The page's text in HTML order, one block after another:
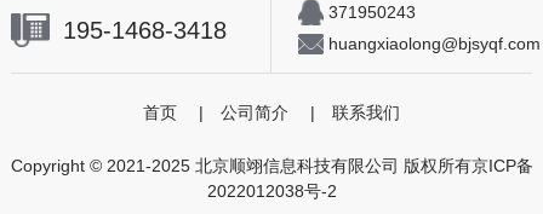
195-1468-3418
371950243
huangxiaolong@bjsyqf.com
首页 | 公司简介 | 联系我们
Copyright © 2021-2025 北京顺翊信息科技有限公司 版权所有京ICP备
2022012038号-2